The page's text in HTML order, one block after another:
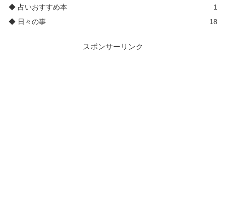
◆ 占いおすすめ本
1
◆ 日々の事
18
スポンサーリンク